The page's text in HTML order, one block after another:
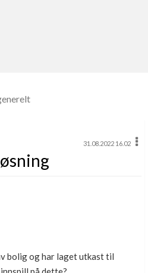
31.08.2022 16.02
bolig og har laget utkast til